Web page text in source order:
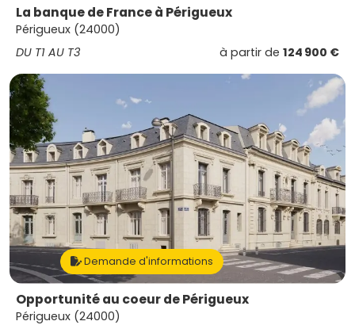
La banque de France à Périgueux
Périgueux (24000)
DU T1 AU T3
à partir de 124 900 €
Demande d'informations
Opportunité au coeur de Périgueux
Périgueux (24000)